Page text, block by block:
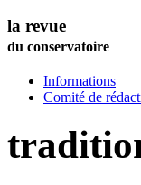
la revue
du conservatoire
Informations
Comité de